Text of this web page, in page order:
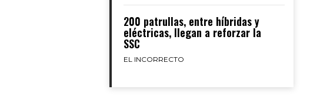
200 patrullas, entre híbridas y
eléctricas, llegan a reforzar la
SSC
EL INCORRECTO